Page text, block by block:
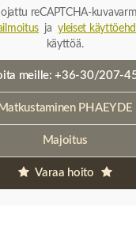
reCAPTCHA-
jayleiset
käyttöä.
meille:+36-30/207-
Matkustaminen PHAEYDE
Majoitus
Varaa hoito